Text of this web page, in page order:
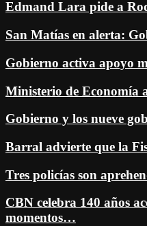
Edmand Lara pide a
San Matías en alerta:
Gobierno activa apoyo
Ministerio de Economía
Gobierno y los nueve
Barral advierte que la
Tres policías son
CBN celebra 140 años
momentos…